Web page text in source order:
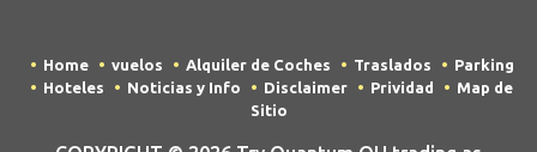
Home vuelos Alquiler de Coches Traslados
Parking
Hoteles
Noticias y Info Disclaimer Prividad
Map de
Sitio